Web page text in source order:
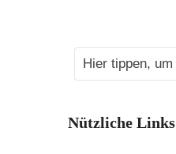
Nützliche Links